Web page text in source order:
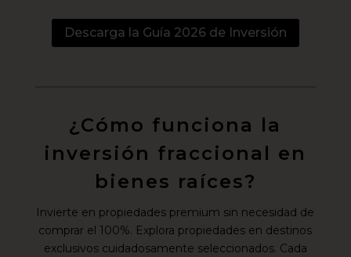
Descarga la Guía 2026 de Inversión
¿Cómo funciona la
inversión fraccional en
bienes raíces?
Invierte en propiedades premium sin necesidad de
comprar el 100%. Explora propiedades en destinos
exclusivos cuidadosamente seleccionados. Cada